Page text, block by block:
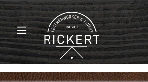
Zum Hauptinhalt springen